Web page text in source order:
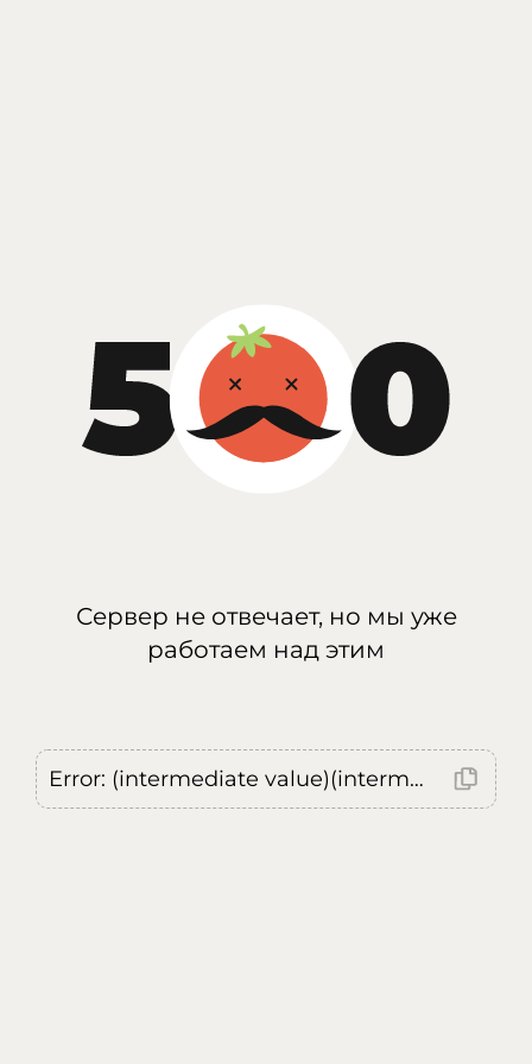
Сервер не отвечает, но мы уже
работаем над этим
Error: (intermediate value)(intermediate value)(intermediate value).replaceAll is not a function